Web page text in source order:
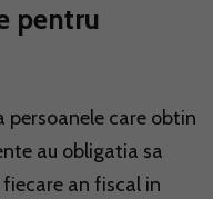
pentru
care obtin
au obligatia sa
an fiscal in